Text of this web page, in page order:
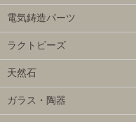
電気鋳造パーツ
ラクトビーズ
天然石
ガラス・陶器